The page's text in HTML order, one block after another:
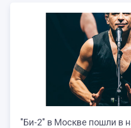
"Би-2" в Москве пошли в